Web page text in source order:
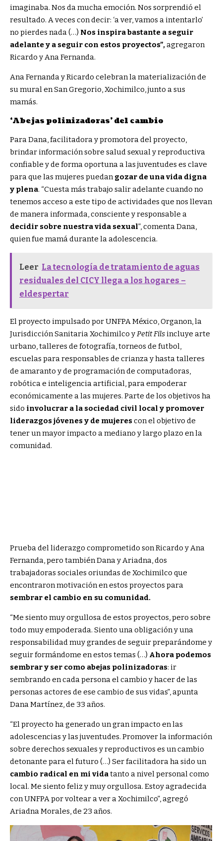
imaginaba. Nos da mucha emoción. Nos sorprendió el
resultado. A veces con decir: ‘a ver, vamos a intentarlo’
no pierdes nada (…) Nos inspira bastante a seguir
adelante y a seguir con estos proyectos”, agregaron
Ricardo y Ana Fernanda.
Ana Fernanda y Ricardo celebran la materialización de
su mural en San Gregorio, Xochimilco, junto a sus
mamás.
‘Abejas polinizadoras’ del cambio
Para Dana, facilitadora y promotora del proyecto,
brindar información sobre salud sexual y reproductiva
confiable y de forma oportuna a las juventudes es clave
para que las mujeres puedan gozar de una vida digna
y plena. “Cuesta más trabajo salir adelante cuando no
tenemos acceso a este tipo de actividades que nos llevan
de manera informada, consciente y responsable a
decidir sobre nuestra vida sexual”, comenta Dana,
quien fue mamá durante la adolescencia.
Leer La tecnología de tratamiento de aguas
residuales del CICY llega a los hogares –
eldespertar
El proyecto impulsado por UNFPA México, Organon, la
Jurisdicción Sanitaria Xochimilco y Petit Fils incluye arte
urbano, talleres de fotografía, torneos de futbol,
escuelas para responsables de crianza y hasta talleres
de amaranto y de programación de computadoras,
robótica e inteligencia artificial, para empoderar
económicamente a las mujeres. Parte de los objetivos ha
sido involucrar a la sociedad civil local y promover
liderazgos jóvenes y de mujerescon el objetivo de
tener un mayor impacto a mediano y largo plazo en la
comunidad.
Prueba del liderazgo comprometido son Ricardo y Ana
Fernanda, pero también Dana y Ariadna, dos
trabajadoras sociales oriundas de Xochimilco que
encontraron motivación en estos proyectos para
sembrar el cambio en su comunidad.
“Me siento muy orgullosa de estos proyectos, pero sobre
todo muy empoderada. Siento una obligación y una
responsabilidad muy grandes de seguir preparándome y
seguir formándome en estos temas (…) Ahora podemos
sembrar y ser como abejas polinizadoras: ir
sembrando en cada persona el cambio y hacer de las
personas actores de ese cambio de sus vidas”, apunta
Dana Martínez, de 33 años.
“El proyecto ha generado un gran impacto en las
adolescencias y las juventudes. Promover la información
sobre derechos sexuales y reproductivos es un cambio
detonante para el futuro (…) Ser facilitadora ha sido un
cambio radical en mi vidatanto a nivel personal como
local. Me siento feliz y muy orgullosa. Estoy agradecida
con UNFPA por voltear a ver a Xochimilco”, agregó
Ariadna Morales, de 23 años.